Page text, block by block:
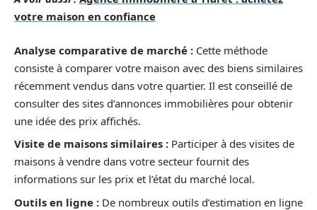
votre maison en confiance
Analyse comparative de marché : Cette méthode
consiste à comparer votre maison avec des biens similaires
récemment vendus dans votre quartier. Il est conseillé de
consulter des sites d’annonces immobilières pour obtenir
une idée des prix affichés.
Visite de maisons similaires : Participer à des visites de
maisons à vendre dans votre secteur fournit des
informations sur les prix et l’état du marché local.
Outils en ligne : De nombreux outils d’estimation en ligne